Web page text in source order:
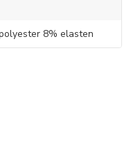
8% elasten